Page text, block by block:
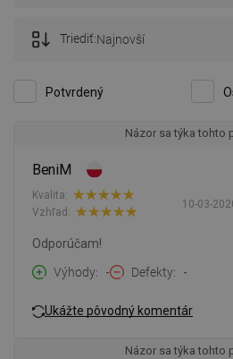
Potvrdený
Triediť:Najnovší
Názor sa týka tohto
BeniM
10-03-
Kvalita:
Vzhľad:
Odporúčam!
Výhody
- Defekty -
Ukážte pôvodný komentár
Názor sa týka tohto